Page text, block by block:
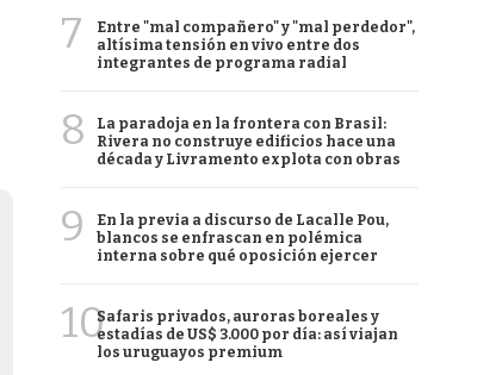
7
Entre "mal compañero" y "mal perdedor",
altísima tensión en vivo entre dos
integrantes de programa radial
8
La paradoja en la frontera con Brasil:
Rivera no construye edificios hace una
década y Livramento explota con obras
9
En la previa a discurso de Lacalle Pou,
blancos se enfrascan en polémica
interna sobre qué oposición ejercer
10Safaris privados, auroras boreales y
estadías de US$ 3.000 por día: así viajan
los uruguayos premium